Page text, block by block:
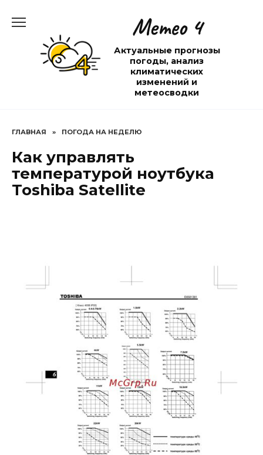
содержанию
Метео 4
Актуальные прогнозы
погоды, анализ
климатических
изменений и
метеосводки
ГЛАВНАЯ » ПОГОДА НА НЕДЕЛЮ
Как управлять
температурой ноутбука
Toshiba Satellite